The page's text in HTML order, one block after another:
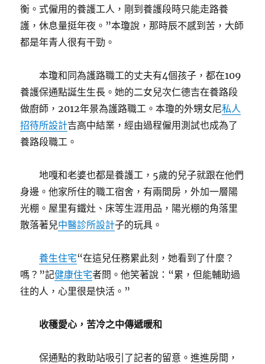
衡。式僱用的養護工人，剛到養護段時只能走路養
護，休息量挺年夜。”本瓊說，那時辰不感到苦，大師
都是年青人很有干勁。
本瓊和同為護路職工的丈夫有4個孩子，都在109
養護保通點誕生生長。她的二女兒次仁德吉在養路段
做廚師，2012年景為護路職工。本瓊的外甥女尼私人
招待所設計吉高中結業，經由過程僱用測試也成為了
養路段職工。
地嘎和老婆也都是養護工，5歲的兒子就跟在他們
身邊。他家所住的職工宿舍，有兩間房，外加一層陽
光棚。屋里有鐵灶、床等生涯用品，陽光棚的角落里
散落著兒中醫診所設計子的玩具。
養生住宅“在這兒任務累此刻，她看到了什麼？
嗎？”記健康住宅者問。他笑著說：“累，但能輔助過
往的人，心里很是快活。”
收穫愛心，苦冷之中傳遞暖和
保通點的救助站吸引了記者的留意。進進房間，